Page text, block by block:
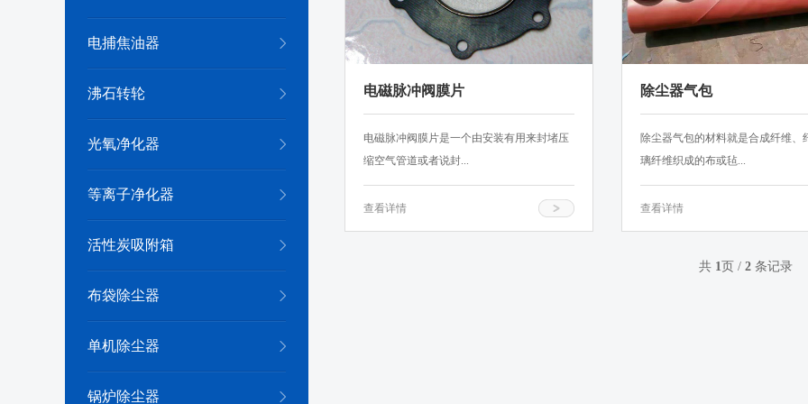
电捕焦油器
沸石转轮
光氧净化器
等离子净化器
活性炭吸附箱
布袋除尘器
单机除尘器
锅炉除尘器
电磁脉冲阀膜片
电磁脉冲阀膜片是一个由安装有用来封堵压
缩空气管道或者说封...
查看详情
除尘器气包
除尘器气包的材料就是合成纤维、
璃纤维织成的布或毡...
查看详情
共 1页 / 2 条记录